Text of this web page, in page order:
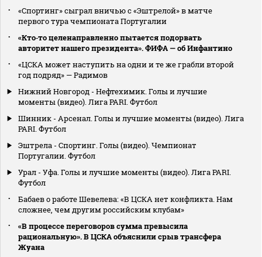
«Спортинг» сыграл вничью с «Эштрелой» в матче
первого тура чемпионата Португалии
«Кто‑то целенаправленно пытается подорвать
авторитет нашего президента». ФИФА — об Инфантино
«ЦСКА может наступить на одни и те же грабли второй
год подряд» — Радимов
Нижний Новгород - Нефтехимик. Голы и лучшие
моменты (видео). Лига PARI. Футбол
Шинник - Арсенал. Голы и лучшие моменты (видео). Лига
PARI. Футбол
Эштрела - Спортинг. Голы (видео). Чемпионат
Португалии. Футбол
Урал - Уфа. Голы и лучшие моменты (видео). Лига PARI.
Футбол
Бабаев о работе Шевелева: «В ЦСКА нет конфликта. Нам
сложнее, чем другим российским клубам»
«В процессе переговоров сумма превысила
рациональную». В ЦСКА объяснили срыв трансфера
Жуана